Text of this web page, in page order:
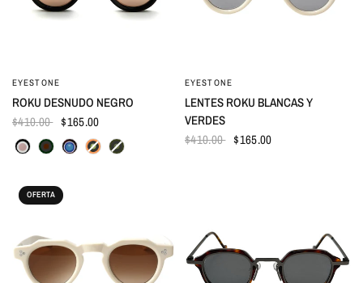
EYESTONE
ROKU DESNUDO NEGRO
$410.00 $165.00
EYESTONE
LENTES ROKU BLANCAS Y
VERDES
$410.00 $165.00
OFERTA